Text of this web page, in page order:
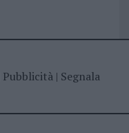
Pubblicità| Segnala